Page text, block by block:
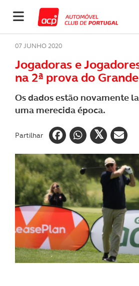
07 JUNHO 2020
Jogadoras e
na 2ª prova do
Os dados estão novamente
uma merecida época.
Partilhar